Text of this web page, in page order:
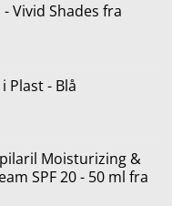
Vivid Shades fra
Plast - Blå
kr..
Moisturizing &
SPF 20 - 50 ml fra